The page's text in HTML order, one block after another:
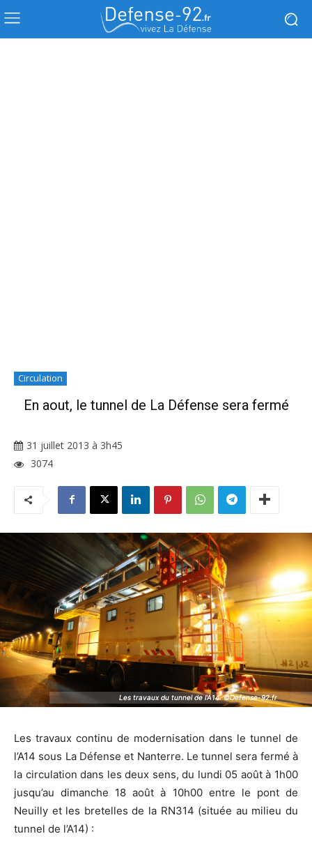
Circulation
En aout, le tunnel de La Défense sera fermé
31 juillet 2013 à 3h45
3074
Les travaux du tunnel de l'A14. ©Defense-92.fr
Les travaux du tunnel de l'A14. ©Defense-92.fr
Les travaux continu de modernisation dans le tunnel de
l’A14 sous La Défense et Nanterre. Le tunnel sera fermé à
la circulation dans les deux sens, du lundi 05 août à 1h00
jusqu’au dimanche 18 août à 10h00 entre le pont de
Neuilly et les bretelles de la RN314 (située au milieu du
tunnel de l’A14) :